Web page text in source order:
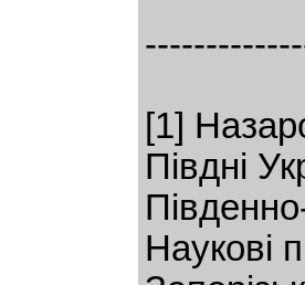
[1]
Півдні
Наукові